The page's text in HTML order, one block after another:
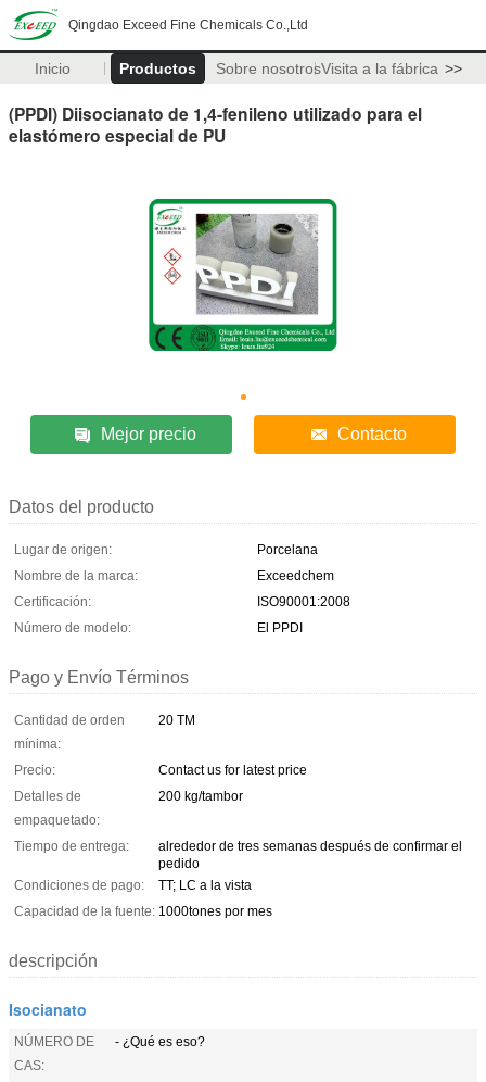
Qingdao Exceed Fine Chemicals Co.,Ltd
Inicio Productos Sobre nosotrosVisita a la fábrica >>
(PPDI) Diisocianato de 1,4-fenileno utilizado para el
elastómero especial de PU
Mejor precio Contacto
Datos del producto
Lugar de origen:
Porcelana
Nombre de la marca:
Exceedchem
Certificación:
ISO90001:2008
Número de modelo:
El PPDI
Pago y Envío Términos
Cantidad de orden
mínima:
20 TM
Precio:
Contact us for latest price
Detalles de
empaquetado:
200 kg/tambor
Tiempo de entrega:
alrededor de tres semanas después de confirmar el
pedido
Condiciones de pago:
TT; LC a la vista
Capacidad de la fuente: 1000tones por mes
descripción
Isocianato
NÚMERO DE
CAS:
- ¿Qué es eso?